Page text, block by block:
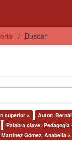
Buscar
superior × Autor:
Palabra clave:
Gómez, Anabella ×